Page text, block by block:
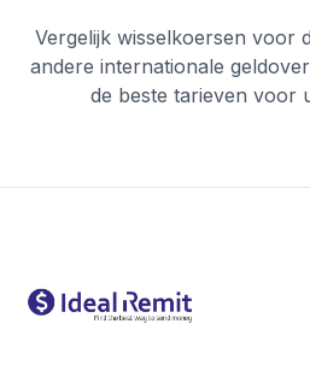
Vergelijk wisselkoersen voor
andere internationale
de beste tarieven voor